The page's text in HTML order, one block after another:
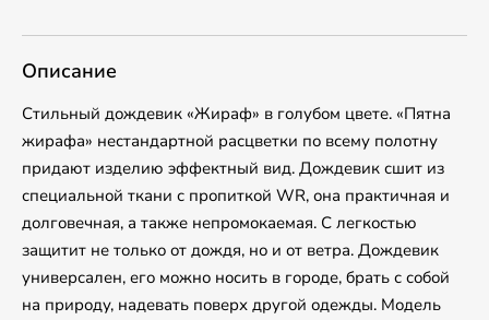
Описание
Стильный дождевик «Жираф» в голубом цвете. «Пятна
жирафа» нестандартной расцветки по всему полотну
придают изделию эффектный вид. Дождевик сшит из
специальной ткани с пропиткой WR, она практичная и
долговечная, а также непромокаемая. С легкостью
защитит не только от дождя, но и от ветра. Дождевик
универсален, его можно носить в городе, брать с собой
на природу, надевать поверх другой одежды. Модель